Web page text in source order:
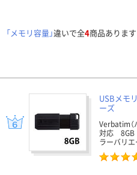
「メモリ容量」違いで全4商品あります
USBメモ
ーズ
Verbatim
対応 8GB
ラーバリ